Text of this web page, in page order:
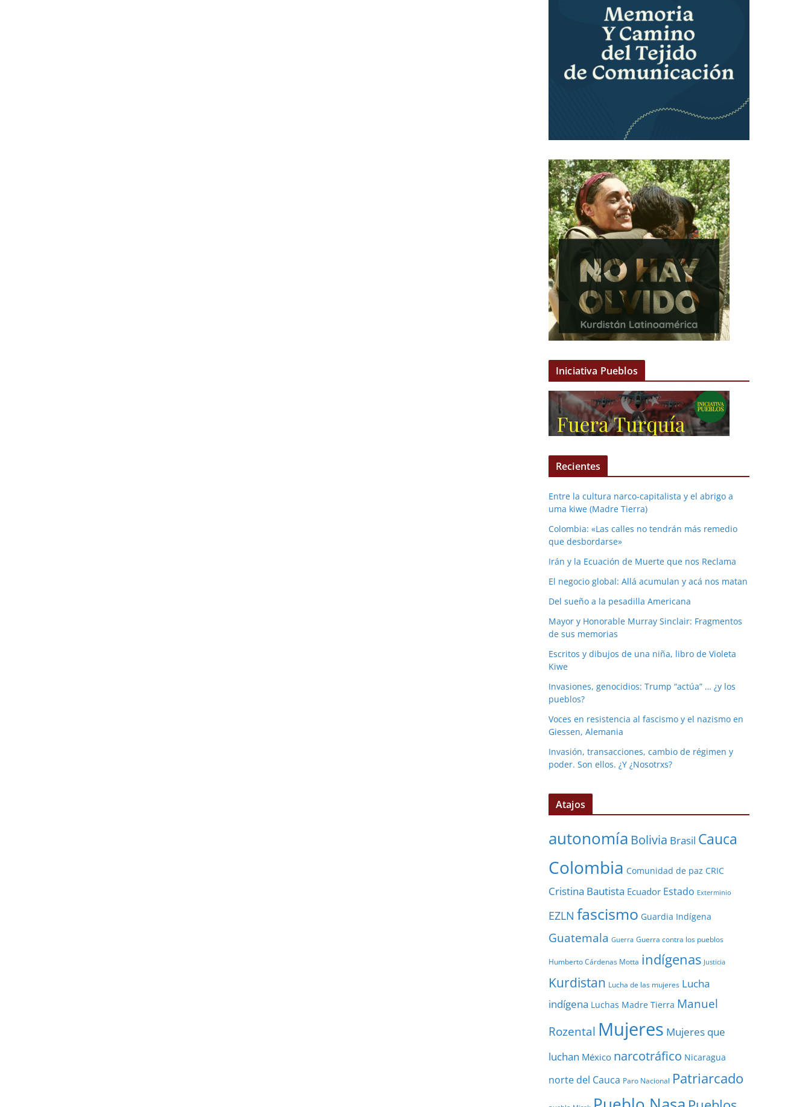
Iniciativa Pueblos
Recientes
Entre la cultura narco-capitalista y el abrigo a
uma kiwe (Madre Tierra)
Colombia: «Las calles no tendrán más remedio
que desbordarse»
Irán y la Ecuación de Muerte que nos Reclama
El negocio global: Allá acumulan y acá nos matan
Del sueño a la pesadilla Americana
Mayor y Honorable Murray Sinclair: Fragmentos
de sus memorias
Escritos y dibujos de una niña, libro de Violeta
Kiwe
Invasiones, genocidios: Trump “actúa” … ¿y los
pueblos?
Voces en resistencia al fascismo y el nazismo en
Giessen, Alemania
Invasión, transacciones, cambio de régimen y
poder. Son ellos. ¿Y ¿Nosotrxs?
Atajos
autonomía Bolivia Brasil Cauca
Colombia Comunidad de paz CRIC
Cristina Bautista Ecuador Estado Exterminio
EZLN fascismo Guardia Indígena
Guatemala Guerra Guerra contra los pueblos
Humberto Cárdenas Motta indígenas Justicia
Kurdistan Lucha de las mujeres Lucha
indígena Luchas Madre Tierra Manuel
Rozental Mujeres Mujeres que
luchan México narcotráfico Nicaragua
norte del Cauca Paro Nacional Patriarcado